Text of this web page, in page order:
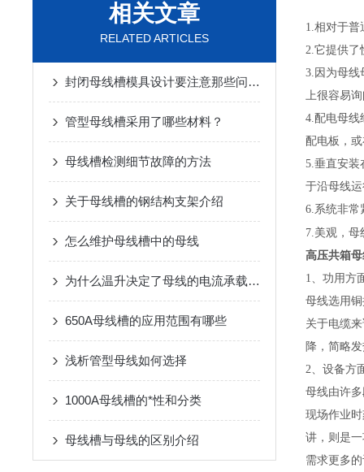
相关文章
RELATED ARTICLES
封闭母线槽模具设计要注意那些问题?
管型母线槽采用了哪些材料？
母线槽检测细节故障的方法
关于母线槽的钢结构支架介绍
怎么维护母线槽中的母线
为什么温升决定了母线的电流承载能力
650A母线槽的应用范围有哪些
浅析管型母线如何选择
1000A母线槽的*性和分类
母线槽与母线的区别介绍
1.相对于
2.它提供了
3.因为母线
上很容易
4.配电母线
配电板，
5.垂直安装
于沿母线
6.系统非常
7.美观，母
高压共箱
1、功用方
母线选用
关于电缆
降，简略
2、设备方
母线由许
现场作业
讲，则是
需求更多